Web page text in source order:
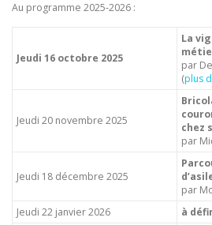
Au programme 2025-2026 :
Jeudi 16 octobre 2025
La
par
(plus
Jeudi 20 novembre 2025
chez
par
Jeudi 18 décembre 2025
par
Jeudi 22 janvier 2026
à